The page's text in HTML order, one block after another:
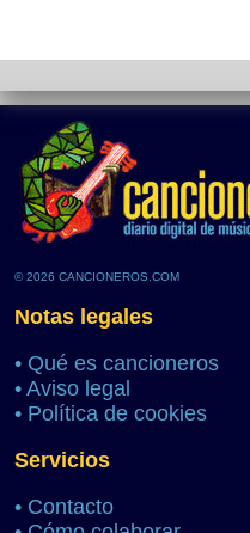
© 2026 CANCIONEROS.COM
Notas legales
• Qué es cancioneros
• Aviso legal
• Política de cookies
Servicios
• Contacto